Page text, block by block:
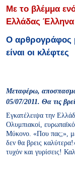
Με το βλέμμα
Ελλάδας Έλληνα
Ο αρθρογράφος
είναι οι κλέφτες
Μεταφέρω,
05/07/2011. Θα τις
Εγκατέλειψα την
Ολυμπιακοί,
Μύκονο. «Που πας;»,
δεν θα βρεις
τυχόν και γυρίσεις!